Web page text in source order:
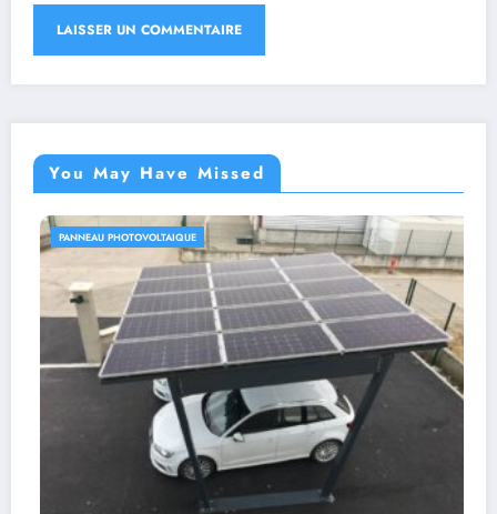
You May Have Missed
PANNEAU PHOTOVOLTAIQUE
production electrique panneau
photovoltaique